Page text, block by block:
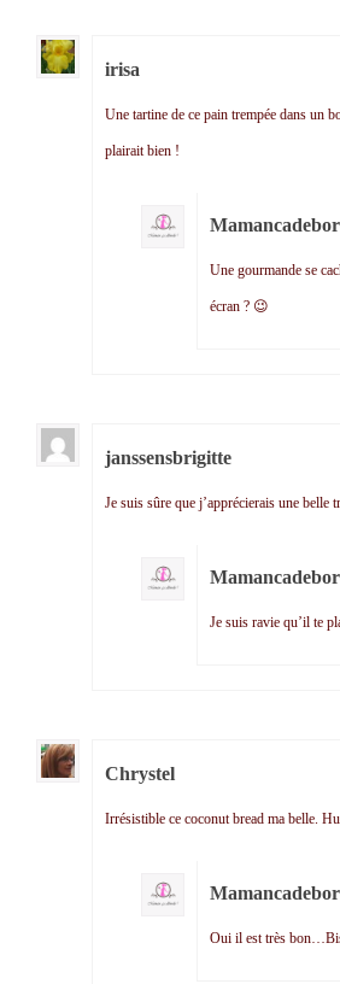
irisa
Une tartine de ce pain trempée dans un
plairait bien !
Une gourmande se
écran ? 😉
janssensbrigitte
Je suis sûre que j’apprécierais une belle
Je suis ravie qu’il te
Chrystel
Irrésistible ce coconut bread ma belle.
Oui il est très